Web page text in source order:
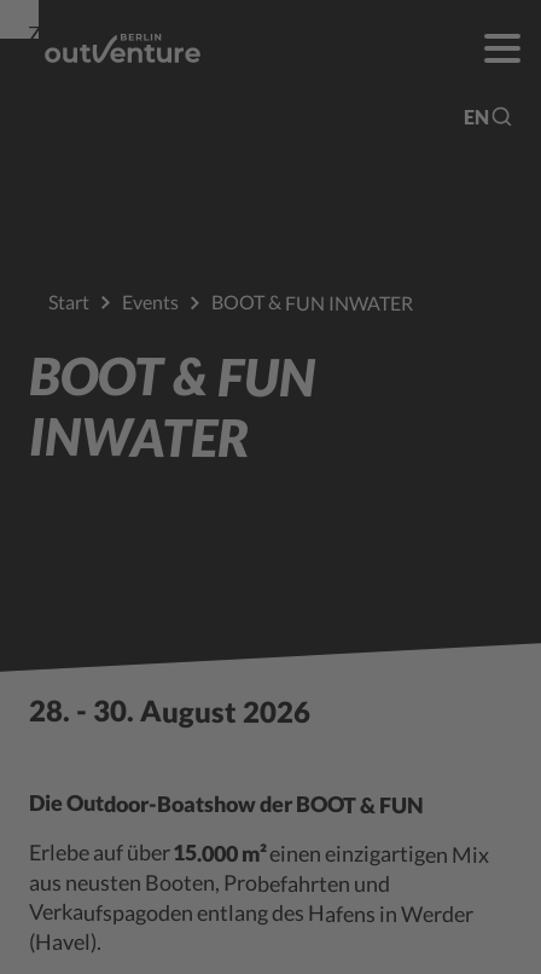
Zur
Navigation
Zur
Suche Hauptinhalt
EN
Start Events BOOT & FUN INWATER
BOOT & FUN
INWATER
28. - 30. August 2026
Die Outdoor-Boatshow der BOOT & FUN
Erlebe auf über15.000 m²einen einzigartigen Mix
aus neusten Booten, Probefahrten und
Verkaufspagoden entlang des Hafens in Werder
(Havel).